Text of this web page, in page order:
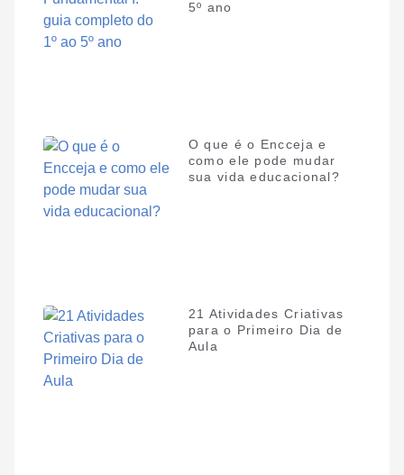
5º ano
O que é o Encceja e
como ele pode mudar
sua vida educacional?
21 Atividades Criativas
para o Primeiro Dia de
Aula